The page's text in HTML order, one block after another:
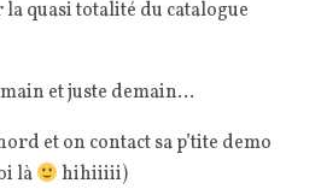
la quasi totalité du catalogue
et juste demain…
et on contact sa p’tite demo
là
hihiiiii)